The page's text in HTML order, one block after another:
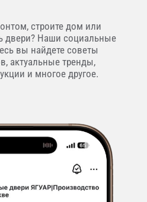
строите дом или
двери? Наши социальные
вы найдете советы
актуальные тренды,
и многое другое.